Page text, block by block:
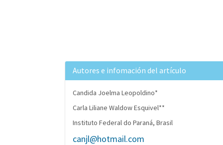
Autores e infomación del artículo
Candida Joelma Leopoldino*
Carla Liliane Waldow Esquivel**
Instituto Federal do Paraná, Brasil
canjl@hotmail.com